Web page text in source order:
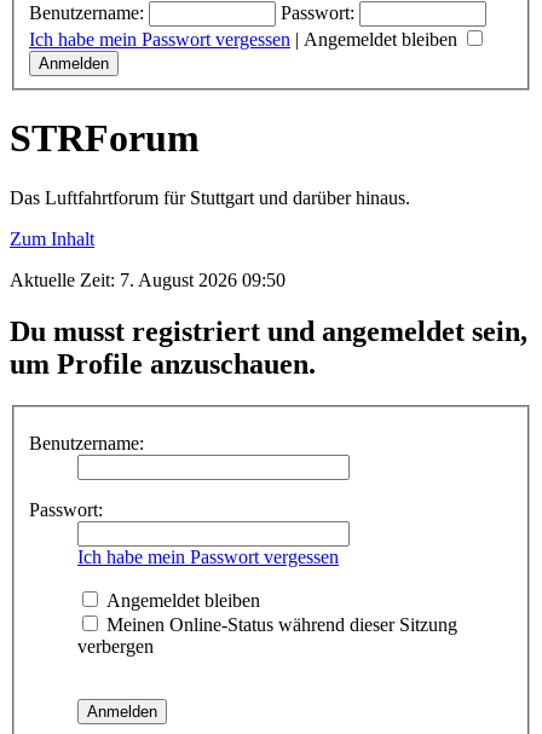
Benutzername:
Passwort:
Ich habe mein Passwort vergessen | Angemeldet bleiben
STRForum
Das Luftfahrtforum für Stuttgart und darüber hinaus.
Zum Inhalt
Aktuelle Zeit: 7. August 2026 09:50
Du musst registriert und angemeldet sein,
um Profile anzuschauen.
Benutzername:
Passwort:
Ich habe mein Passwort vergessen
Angemeldet bleiben
Meinen Online-Status während dieser Sitzung
verbergen